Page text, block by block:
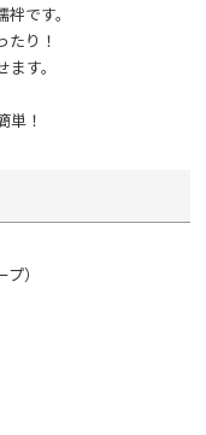
です。
たり！
す。
単！
）